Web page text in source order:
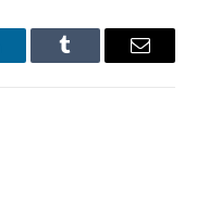
Tumblr Email